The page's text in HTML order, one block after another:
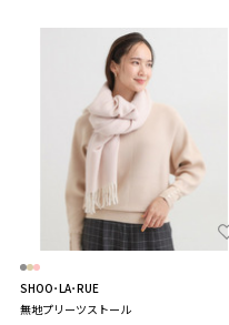
SHOO･LA･RUE
無地プリーツストール